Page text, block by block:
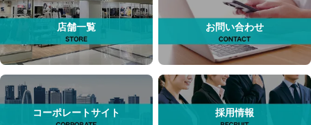
店舗一覧 お問い合わせ
コーポレートサイト 採用情報